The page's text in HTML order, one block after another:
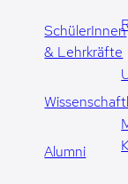
SchülerInnen
& Lehrkräfte
Alumni